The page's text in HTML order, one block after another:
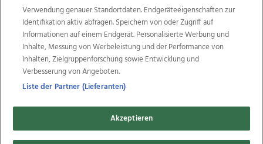
Weitere Angebote des Medienhauses Wimmer
TV1 di-mog-i.at OÖNow
Ischler Woche
Life Radio
OÖNachrichten
OÖN Immobilien
OÖN Karriere
OÖN Reise
Promenaden Galerien
Regionaljobs
wasistlos.at
Copyrights © 2026 Tips Zeitungs GmbH & Co KG
Verwendung genauer Standortdaten. Endgeräteeigenschaften zur
Identifikation aktiv abfragen. Speichern von oder Zugriff auf
Informationen auf einem Endgerät. Personalisierte Werbung und
Inhalte, Messung von Werbeleistung und der Performance von
Inhalten, Zielgruppenforschung sowie Entwicklung und
Verbesserung von Angeboten.
Liste der Partner (Lieferanten)
Akzeptieren